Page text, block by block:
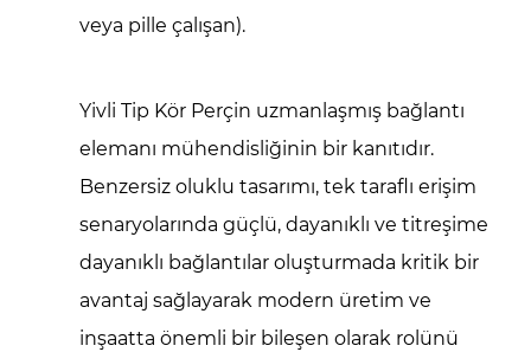
veya pille çalışan).
Yivli Tip Kör Perçin uzmanlaşmış bağlantı
elemanı mühendisliğinin bir kanıtıdır.
Benzersiz oluklu tasarımı, tek taraflı erişim
senaryolarında güçlü, dayanıklı ve titreşime
dayanıklı bağlantılar oluşturmada kritik bir
avantaj sağlayarak modern üretim ve
inşaatta önemli bir bileşen olarak rolünü